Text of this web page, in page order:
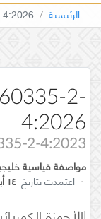
الرئيسية
2-
4:2026
2-4:2023
مواصفة قياسية
· اعتمدت بتاريخ ١٤ أبريل ٢٠٢٦